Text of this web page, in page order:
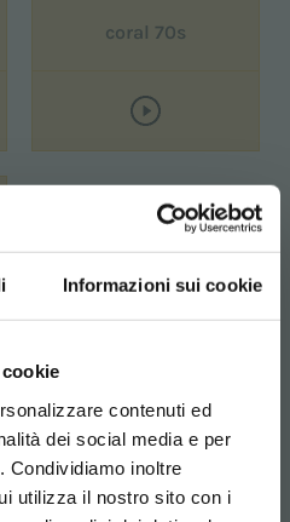
Informazioni sui cookie
contenuti ed
dei social media e per
Condividiamo inoltre
utilizza il nostro sito con i
coral 70s